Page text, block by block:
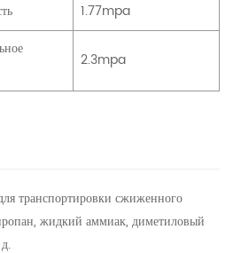
1.77mpa
2.3mpa
транспортировки сжиженного
жидкий аммиак, диметиловый